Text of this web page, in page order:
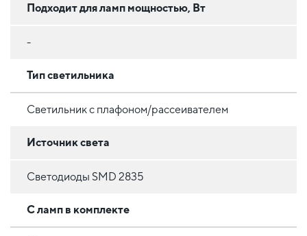
Подходит для ламп мощностью, Вт
-
Тип светильника
Светильник с плафоном/рассеивателем
Источник света
Светодиоды SMD 2835
С ламп в комплекте